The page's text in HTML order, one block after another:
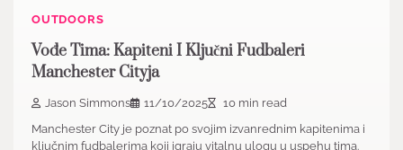
OUTDOORS
Vođe Tima: Kapiteni I Ključni Fudbaleri
Manchester Cityja
Jason Simmons 11/10/2025
10 min read
Manchester City je poznat po svojim izvanrednim kapitenima i
ključnim fudbalerima koji igraju vitalnu ulogu u uspehu tima.